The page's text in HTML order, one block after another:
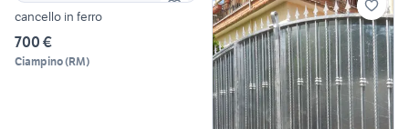
cancello in ferro
700 €
Ciampino(RM)